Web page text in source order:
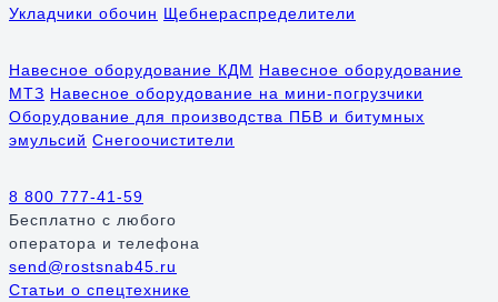
Укладчики обочин Щебнераспределители
Навесное оборудование КДМ Навесное оборудование
МТЗ Навесное оборудование на мини-погрузчики
Оборудование для производства ПБВ и битумных
эмульсий Снегоочистители
8 800 777-41-59
Бесплатно с любого
оператора и телефона
send@rostsnab45.ru
Статьи о спецтехнике